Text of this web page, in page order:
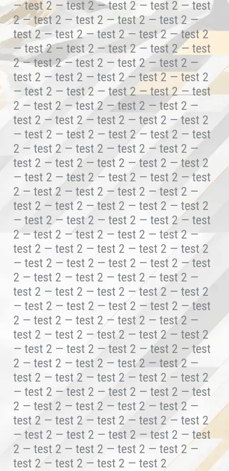
— test 2 — test 2 — test 2 — test 2 — test
2 — test 2 — test 2 — test 2 — test 2 —
test 2 — test 2 — test 2 — test 2 — test 2
— test 2 — test 2 — test 2 — test 2 — test
2 — test 2 — test 2 — test 2 — test 2 —
test 2 — test 2 — test 2 — test 2 — test 2
— test 2 — test 2 — test 2 — test 2 — test
2 — test 2 — test 2 — test 2 — test 2 —
test 2 — test 2 — test 2 — test 2 — test 2
— test 2 — test 2 — test 2 — test 2 — test
2 — test 2 — test 2 — test 2 — test 2 —
test 2 — test 2 — test 2 — test 2 — test 2
— test 2 — test 2 — test 2 — test 2 — test
2 — test 2 — test 2 — test 2 — test 2 —
test 2 — test 2 — test 2 — test 2 — test 2
— test 2 — test 2 — test 2 — test 2 — test
2 — test 2 — test 2 — test 2 — test 2 —
test 2 — test 2 — test 2 — test 2 — test 2
— test 2 — test 2 — test 2 — test 2 — test
2 — test 2 — test 2 — test 2 — test 2 —
test 2 — test 2 — test 2 — test 2 — test 2
— test 2 — test 2 — test 2 — test 2 — test
2 — test 2 — test 2 — test 2 — test 2 —
test 2 — test 2 — test 2 — test 2 — test 2
— test 2 — test 2 — test 2 — test 2 — test
2 — test 2 — test 2 — test 2 — test 2 —
test 2 — test 2 — test 2 — test 2 — test 2
— test 2 — test 2 — test 2 — test 2 — test
2 — test 2 — test 2 — test 2 — test 2 —
test 2 — test 2 — test 2 — test 2 — test 2
— test 2 — test 2 — test 2 — test 2 — test
2 — test 2 — test 2 — test 2 — test 2 —
test 2 — test 2 — test 2 — test 2